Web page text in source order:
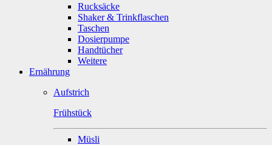
Rucksäcke
Shaker & Trinkflaschen
Taschen
Dosierpumpe
Handtücher
Weitere
Ernährung
Aufstrich
Frühstück
Müsli